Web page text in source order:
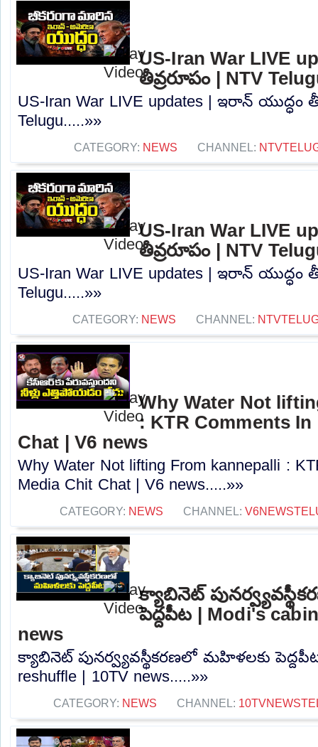
US-Iran War LIVE
తీవ్రరూపం | NTV
US-Iran War LIVE updates | ఇరాన్ యుద్ధం
Telugu.....»»
CATEGORY: NEWS CHANNEL:
US-Iran War LIVE
తీవ్రరూపం | NTV
US-Iran War LIVE updates | ఇరాన్ యుద్ధం
Telugu.....»»
CATEGORY: NEWS CHANNEL:
Why Water Not
: KTR Comments
Chat | V6 news
Why Water Not lifting From kannepalli :
Media Chit Chat | V6 news.....»»
CATEGORY: NEWS CHANNEL:
క్యాబినెట్
పెద్దపీట | Modi's
news
క్యాబినెట్ పునర్వ్యవస్థీకరణలో మహిళలకు పెద్దపీట
reshuffle | 10TV news.....»»
CATEGORY: NEWS CHANNEL: